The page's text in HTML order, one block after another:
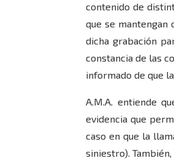
contenido de
que se mantengan
dicha grabación
constancia de las
informado de que
A.M.A. entiende
evidencia que
caso en que la
siniestro).